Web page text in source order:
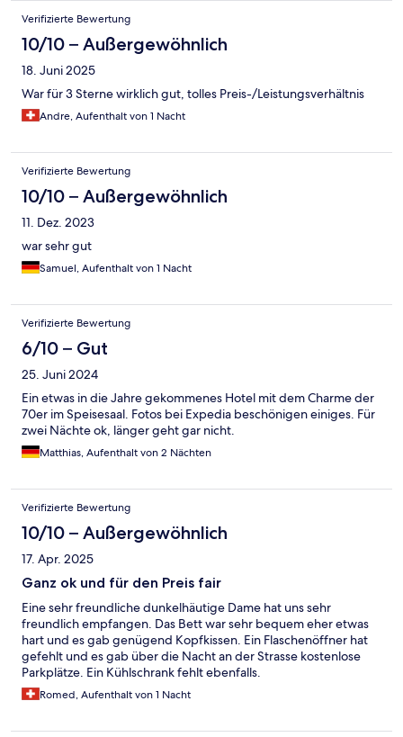
Verifizierte Bewertung
10/10 – Außergewöhnlich
18. Juni 2025
War für 3 Sterne wirklich gut, tolles Preis-/Leistungsverhältnis
Andre, Aufenthalt von 1 Nacht
Verifizierte Bewertung
10/10 – Außergewöhnlich
11. Dez. 2023
war sehr gut
Samuel, Aufenthalt von 1 Nacht
Verifizierte Bewertung
6/10 – Gut
25. Juni 2024
Ein etwas in die Jahre gekommenes Hotel mit dem Charme der
70er im Speisesaal. Fotos bei Expedia beschönigen einiges. Für
zwei Nächte ok, länger geht gar nicht.
Matthias, Aufenthalt von 2 Nächten
Verifizierte Bewertung
10/10 – Außergewöhnlich
17. Apr. 2025
Ganz ok und für den Preis fair
Eine sehr freundliche dunkelhäutige Dame hat uns sehr
freundlich empfangen. Das Bett war sehr bequem eher etwas
hart und es gab genügend Kopfkissen. Ein Flaschenöffner hat
gefehlt und es gab über die Nacht an der Strasse kostenlose
Parkplätze. Ein Kühlschrank fehlt ebenfalls.
Romed, Aufenthalt von 1 Nacht